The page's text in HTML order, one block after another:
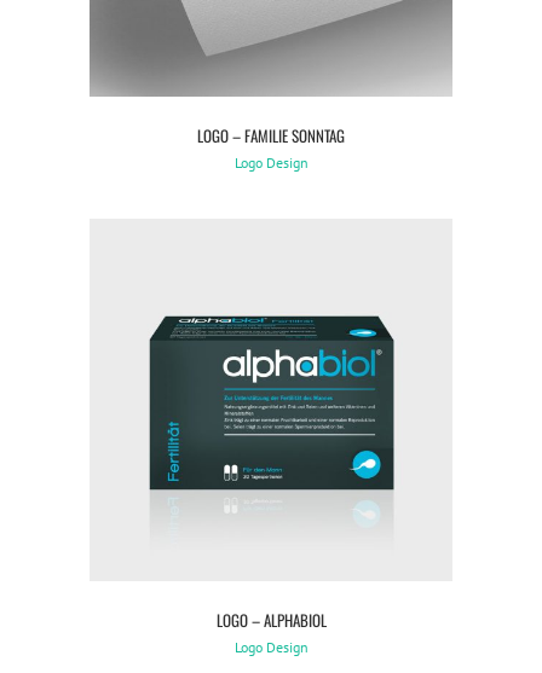
LOGO – FAMILIE SONNTAG
Logo Design
LOGO – ALPHABIOL
Logo Design